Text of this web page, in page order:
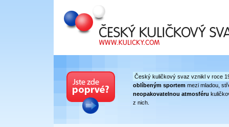
Český kuličkový svaz
Český kuličkový svaz vznikl v roce
oblíbeným sportem mezi mladou,
neopakovatelnou atmosféru
z nich.